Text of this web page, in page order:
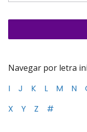
Navegar por letra
I
J K L M N
X
Y Z #